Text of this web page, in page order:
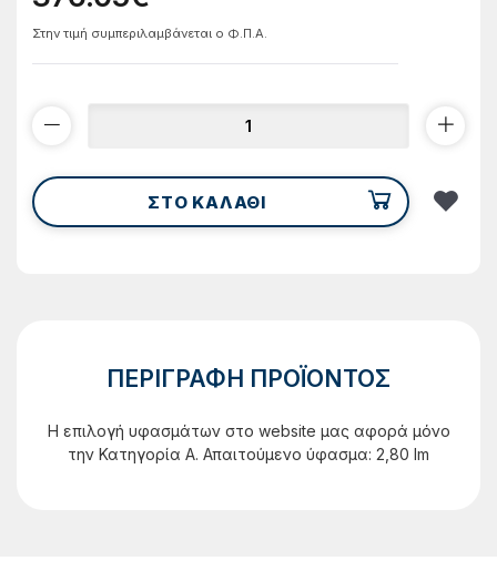
Στην τιμή συμπεριλαμβάνεται ο Φ.Π.Α.
ΣΤΟ ΚΑΛΑΘΙ
ΠΕΡΙΓΡΑΦΗ ΠΡΟΪΟΝΤΟΣ
Η επιλογή υφασμάτων στο website μας αφορά μόνο
την Κατηγορία Α. Απαιτούμενο ύφασμα: 2,80 lm